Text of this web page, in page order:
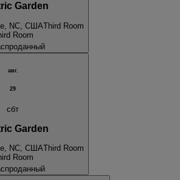
Garden
NC, СШАThird Room
Room
авг.
29
сбт
Garden
NC, СШАThird Room
Room